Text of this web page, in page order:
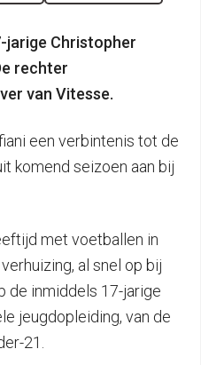
jarige Christopher
rechter
van Vitesse.
een verbintenis tot de
komend seizoen aan bij
met voetballen in
al snel op bij
de inmiddels 17-jarige
jeugdopleiding, van de
21.